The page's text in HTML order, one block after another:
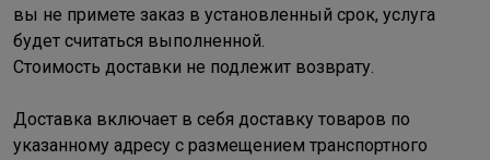
вы не примете заказ в установленный срок, услуга
будет считаться выполненной.
Стоимость доставки не подлежит возврату.
Доставка включает в себя доставку товаров по
указанному адресу с размещением транспортного